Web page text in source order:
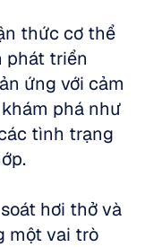
thức cơ thể
phát triển
ứng với cảm
phá như
tình trạng
một vai trò